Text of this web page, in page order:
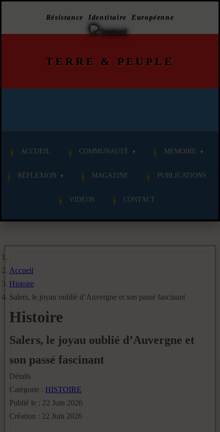
Résistance Identitaire Européenne
TERRE & PEUPLE
ACCUEIL COMMUNAUTÉ MÉMOIRE
RÉFLEXION MAGAZINE PUBLICATIONS
VIDÉOS CONTACT
Accueil
Histoire
Salers, le joyau oublié d’Auvergne et son passé fascinant
Histoire
Salers, le joyau oublié d’Auvergne et
son passé fascinant
Détails
Catégorie : HISTOIRE
Publié le : 22 Juin 2026
Création : 22 Juin 2026